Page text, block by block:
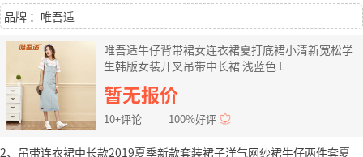
品牌 ：唯吾适
唯吾适牛仔背带裙女连衣裙夏打底裙小清新宽松学
生韩版女装开叉吊带中长裙 浅蓝色 L
暂无报价
10+评论 100%好评
2、吊带连衣裙中长款2019夏季新款套装裙子洋气网纱裙牛仔两件套夏